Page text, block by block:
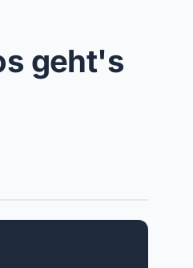
geht's